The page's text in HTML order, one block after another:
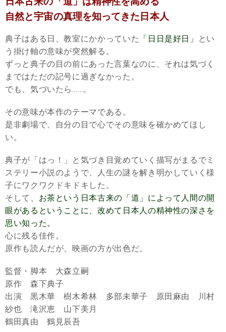
自然と宇宙の真理を知ってきた日本人
典子はある日、教室にかかっていた 「日日是好日」
とい
う掛け軸の意味が突然解る。
ずっと典子の目の前にあった言葉なのに、それは気づく
まではただの記号に過ぎなかった。
でも、気づいたら……。
その意味が本作のテーマである。
是非劇場で、自分の目で心でその意味を確かめてほし
い。
典子が「はっ！」と気づき目覚めていく描写がまるでミ
ステリー小説のようで、人生の謎を解き明かしていく様
子にワクワクドキドキした。
そして、 お茶という日本古来の「道」によって人間の開
眼があるということに、改めて日本人の精神性の深さを
思い知った。
心に残る佳作。
原作も読んだが、映画の方が出色だ。
監督・脚本 大森立嗣
原作 森下典子
出演 黒木華 樹木希林 多部未華子 原田麻由 川村
紗也 滝沢恵 山下美月
鶴田真由 鶴見辰吾